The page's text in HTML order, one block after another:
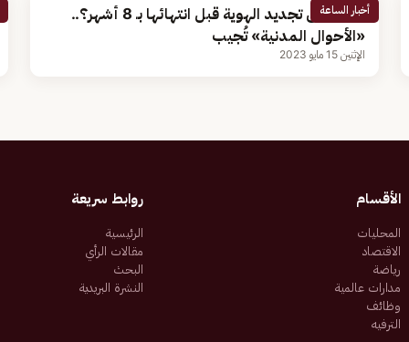
أخبار الساعة
هل يمكن تجديد الهوية قبل انتهائها بـ 8 أشهر؟..
«الأحوال المدنية» تُجيب
الإثنين 15 مايو 2023
الأقسام
المحليات
الاقتصاد
رياضة
مدارات عالمية
وظائف
الترفيه
روابط سريعة
الرئيسية
مقالات الرأي
البحث
النشرة البريدية